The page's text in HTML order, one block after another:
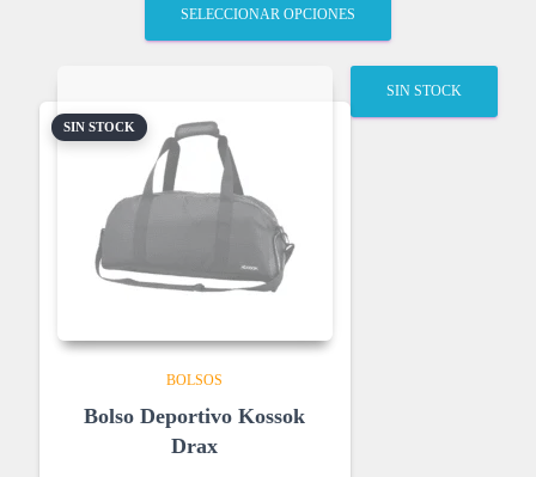
SELECCIONAR OPCIONES
SIN STOCK
BOLSOS
Bolso Deportivo Kossok
Drax
SIN STOCK